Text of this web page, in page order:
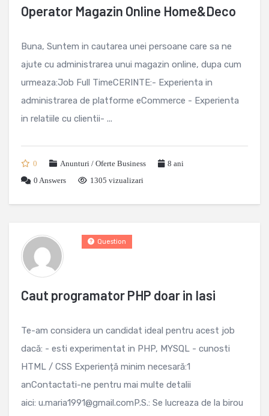
Operator Magazin Online Home&Deco
Buna, Suntem in cautarea unei persoane care sa ne
ajute cu administrarea unui magazin online, dupa cum
urmeaza:Job Full TimeCERINTE:- Experienta in
administrarea de platforme eCommerce - Experienta
in relatiile cu clientii- ...
0 Anunturi / Oferte Business
8 ani
0 Answers 1305 vizualizari
Caut programator PHP doar in Iasi
Question
Te-am considera un candidat ideal pentru acest job
dacă: - esti experimentat in PHP, MYSQL - cunosti
HTML / CSS Experiență minim necesară:1
anContactati-ne pentru mai multe detalii
aici: u.maria1991@gmail.comP.S.: Se lucreaza de la birou